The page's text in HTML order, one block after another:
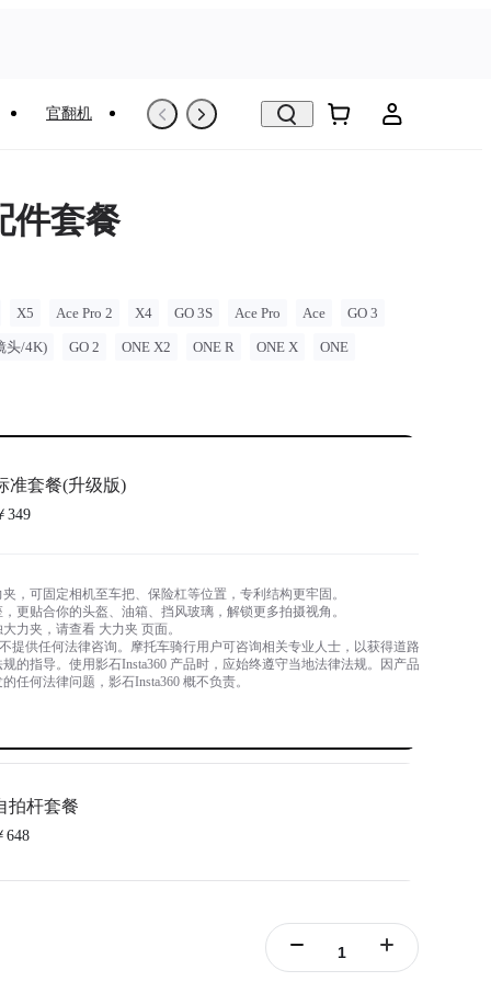
官翻机 以旧换新 VR看房
件套餐
X5 Ace Pro 2 X4 GO 3S Ace Pro Ace GO 3
头/4K) GO 2 ONE X2 ONE R ONE X ONE
准套餐(升级版)
349
，可固定相机至车把、保险杠等位置，专利结构更牢固。
更贴合你的头盔、油箱、挡风玻璃，解锁更多拍摄视角。
力夹，请查看 大力夹 页面。
提供任何法律咨询。摩托车骑行用户可咨询相关专业人士，以获得道路
的指导。使用影石Insta360 产品时，应始终遵守当地法律法规。因产品
任何法律问题，影石Insta360 概不负责。
拍杆套餐
648